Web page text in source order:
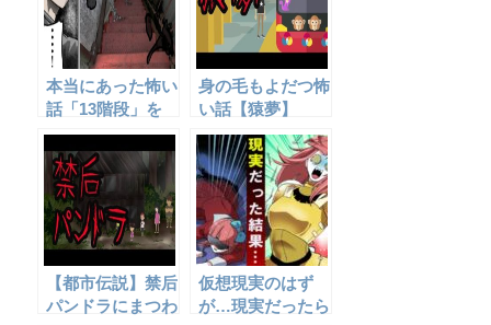
本当にあった怖い
話「13階段」を
アニメ風にしてみ
た。
身の毛もよだつ怖
い話【猿夢】
【都市伝説】禁后
パンドラにまつわ
仮想現実のはず
が…現実だったら